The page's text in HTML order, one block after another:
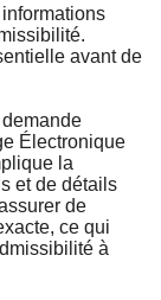
avant de
Électronique
la
et de détails
de
ce qui
à